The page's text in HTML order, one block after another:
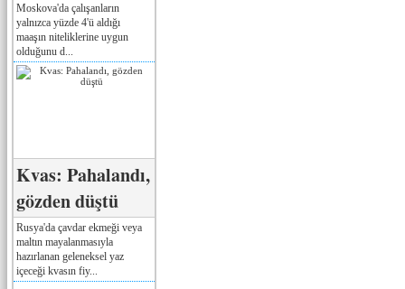
Moskova'da çalışanların
yalnızca yüzde 4'ü aldığı
maaşın niteliklerine uygun
olduğunu d...
Kvas: Pahalandı,
gözden düştü
Rusya'da çavdar ekmeği veya
maltın mayalanmasıyla
hazırlanan geleneksel yaz
içeceği kvasın fiy...